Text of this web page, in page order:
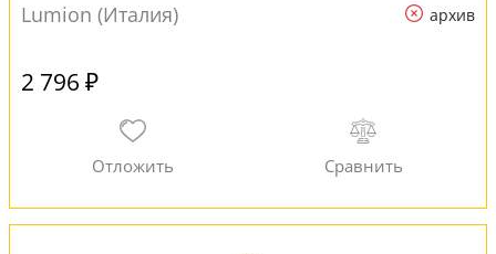
Lumion (Италия) архив
2 796 ₽